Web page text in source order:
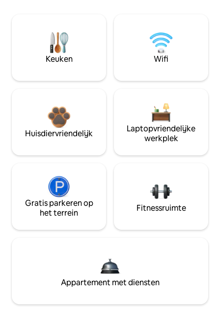
Keuken Wifi
Huisdiervriendelijk
Laptopvriendelijke
werkplek
Gratis parkeren op
het terrein
Fitnessruimte
Appartement met diensten